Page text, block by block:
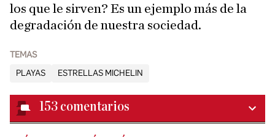
los que le sirven? Es un ejemplo más de la
degradación de nuestra sociedad.
TEMAS
PLAYAS
ESTRELLAS MICHELIN
153 comentarios